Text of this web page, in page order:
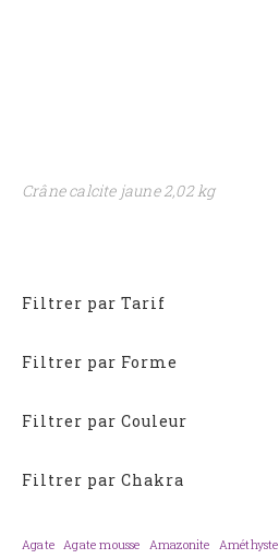
Crâne calcite jaune 2,02 kg
Filtrer par Tarif
Filtrer par Forme
Filtrer par Couleur
Filtrer par Chakra
Agate Agate mousse Amazonite Améthyste